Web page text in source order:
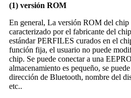
(1) versión ROM
En general, La versión ROM del chip
caracterizado por el fabricante del
estándar PERFILES curados en el
función fija, el usuario no puede
chip. Se puede conectar a una
almacenamiento es pequeño, se
dirección de Bluetooth, nombre del
etc..